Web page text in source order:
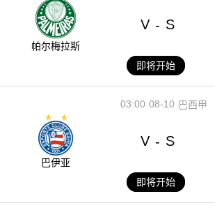
帕尔梅拉斯
V - S
即将开始
08-10
03:00 巴西甲
巴伊亚
V - S
即将开始